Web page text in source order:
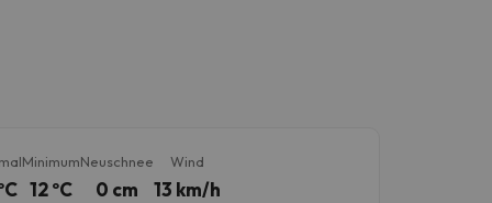
Minimum
12 ºC
Neuschnee
0 cm
Wind
13 km/h